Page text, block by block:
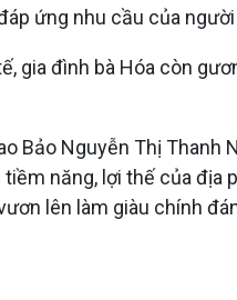
ứng nhu cầu của người
gia đình bà Hóa còn
Bảo Nguyễn Thị
năng, lợi thế của
lên làm giàu chính